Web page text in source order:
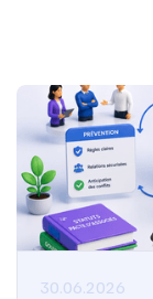
30.06.2026